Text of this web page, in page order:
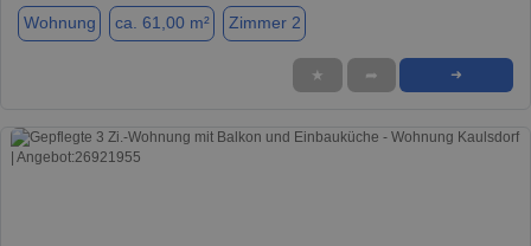
Wohnung ca. 61,00 m² Zimmer 2
★ ➦ ➜